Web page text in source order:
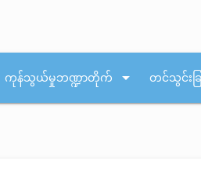
ကုန်သွယ်မှုဘဏ္ဍာတိုက် arrow_drop_down တင်သွင်းခ